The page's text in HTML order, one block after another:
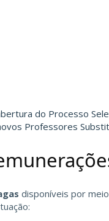
do Processo
Professores
disponíveis por